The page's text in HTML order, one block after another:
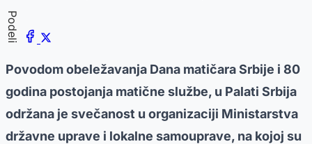
Podeli
Povodom obeležavanja Dana matičara Srbije i 80
godina postojanja matične službe, u Palati Srbija
održana je svečanost u organizaciji Ministarstva
državne uprave i lokalne samouprave, na kojoj su